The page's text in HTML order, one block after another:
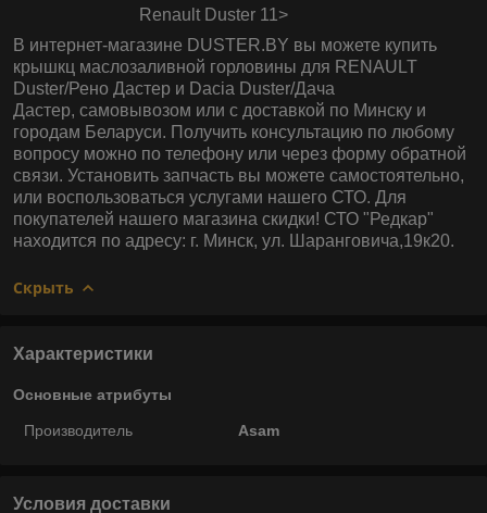
Renault Duster 11>
В интернет-магазине DUSTER.BY вы можете купить
крышкц маслозаливной горловины для RENAULT
Duster/Рено Дастер и Dacia Duster/Дача
Дастер, самовывозом или с доставкой по Минску и
городам Беларуси. Получить консультацию по любому
вопросу можно по телефону или через форму обратной
связи. Установить запчасть вы можете самостоятельно,
или воспользоваться услугами нашего СТО. Для
покупателей нашего магазина скидки! СТО "Редкар"
находится по адресу: г. Минск, ул. Шаранговича,19к20.
Скрыть
Характеристики
Основные атрибуты
Производитель Asam
Условия доставки